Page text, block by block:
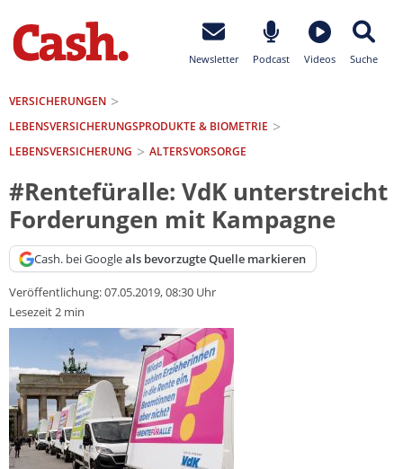
Newsletter Podcast Videos Suche
VERSICHERUNGEN
LEBENSVERSICHERUNGS­PRODUKTE & BIOMETRIE
LEBENSVERSICHERUNG
ALTERSVORSORGE
#Rentefüralle: VdK unterstreicht
Forderungen mit Kampagne
Cash. bei Googleals bevorzugte Quelle markieren
Veröffentlichung:07.05.2019, 08:30 Uhr
Lesezeit 2 min